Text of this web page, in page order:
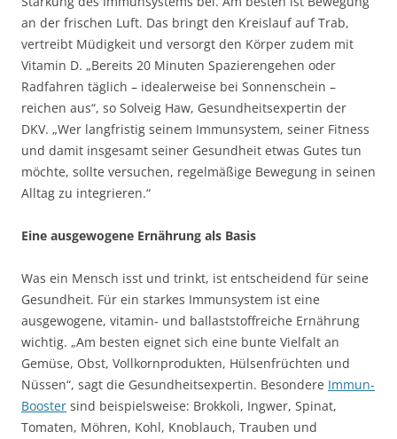
an der frischen Luft. Das bringt den Kreislauf auf Trab,
vertreibt Müdigkeit und versorgt den Körper zudem mit
Vitamin D. „Bereits 20 Minuten Spazierengehen oder
Radfahren täglich – idealerweise bei Sonnenschein –
reichen aus“, so Solveig Haw, Gesundheitsexpertin der
DKV. „Wer langfristig seinem Immunsystem, seiner Fitness
und damit insgesamt seiner Gesundheit etwas Gutes tun
möchte, sollte versuchen, regelmäßige Bewegung in seinen
Alltag zu integrieren.“
Eine ausgewogene Ernährung als Basis
Was ein Mensch isst und trinkt, ist entscheidend für seine
Gesundheit. Für ein starkes Immunsystem ist eine
ausgewogene, vitamin- und ballaststoffreiche Ernährung
wichtig. „Am besten eignet sich eine bunte Vielfalt an
Gemüse, Obst, Vollkornprodukten, Hülsenfrüchten und
Nüssen“, sagt die Gesundheitsexpertin. Besondere Immun-
Booster sind beispielsweise: Brokkoli, Ingwer, Spinat,
Tomaten, Möhren, Kohl, Knoblauch, Trauben und